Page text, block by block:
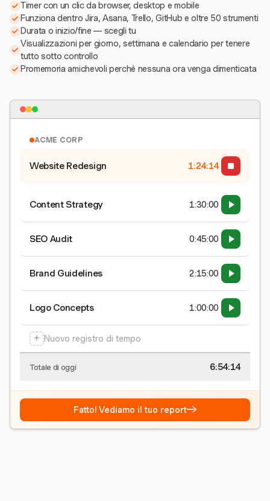
Timer con un clic da browser, desktop e mobile
Funziona dentro Jira, Asana, Trello, GitHub e oltre 50 strumenti
Durata o inizio/fine — scegli tu
Visualizzazioni per giorno, settimana e calendario per tenere
tutto sotto controllo
Promemoria amichevoli perché nessuna ora venga dimenticata
ACME CORP
Website Redesign 1:24:15
Content Strategy 1:30:00
SEO Audit 0:45:00
Brand Guidelines 2:15:00
Logo Concepts 1:00:00
+ Nuovo registro di tempo
Totale di oggi 6:54:15
Fatto! Vediamo il tuo report→